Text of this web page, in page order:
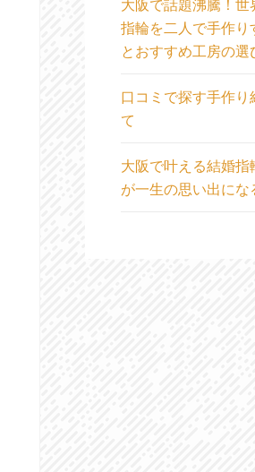
大阪で話題沸騰！
指輪を二人で手作り
とおすすめ工房の
口コミで探す手作
て
大阪で叶える結婚
が一生の思い出にな